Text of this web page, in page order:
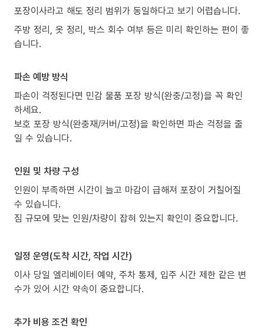
포장이사라고 해도 정리 범위가 동일하다고 보기 어렵습니다.
주방 정리, 옷 정리, 박스 회수 여부 등은 미리 확인하는 편이 좋
습니다.
파손 예방 방식
파손이 걱정된다면 민감 물품 포장 방식(완충/고정)을 꼭 확인
하세요.
보호 포장 방식(완충재/커버/고정)을 확인하면 파손 걱정을 줄
일 수 있습니다.
인원 및 차량 구성
인원이 부족하면 시간이 늘고 마감이 급해져 포장이 거칠어질
수 있습니다.
짐 규모에 맞는 인원/차량이 잡혀 있는지 확인이 중요합니다.
일정 운영(도착 시간, 작업 시간)
이사 당일 엘리베이터 예약, 주차 통제, 입주 시간 제한 같은 변
수가 있어 시간 약속이 중요합니다.
추가 비용 조건 확인